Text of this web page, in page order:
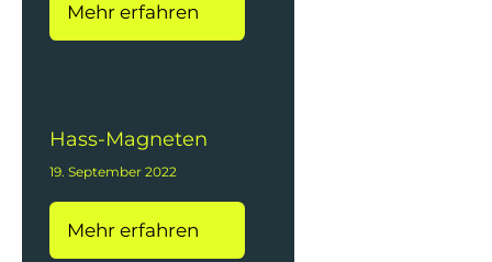
Mehr erfahren
Hass-Magneten
19. September 2022
Mehr erfahren